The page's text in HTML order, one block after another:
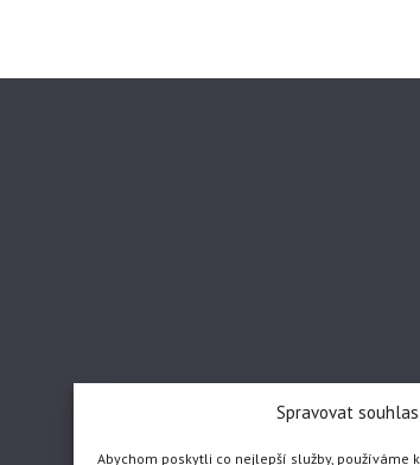
Spravovat
Abychom poskytli co nejlepší služby, používáme